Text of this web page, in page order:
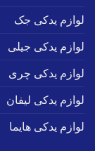
لوازم یدکی جک
لوازم یدکی جیلی
لوازم یدکی چری
لوازم یدکی لیفان
لوازم یدکی هایما